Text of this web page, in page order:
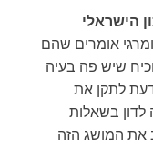
הישראלי
אומרים שהם
שיש פה בעיה
לתקן את
לדון בשאלות
את המושג הזה